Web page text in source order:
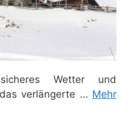
Wetter und
verlängerte … Mehr